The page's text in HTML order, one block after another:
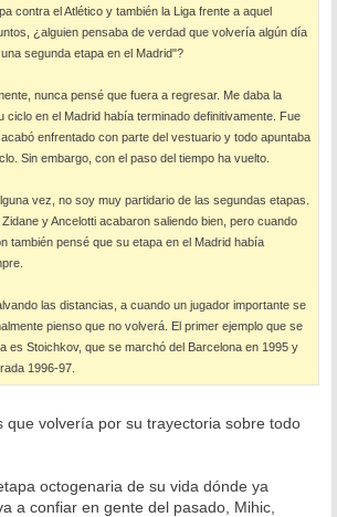
contra el Atlético y también la Liga frente a aquel
¿alguien pensaba de verdad que volvería algún día
segunda etapa en el Madrid"?
nunca pensé que fuera a regresar. Me daba la
ciclo en el Madrid había terminado definitivamente. Fue
enfrentado con parte del vestuario y todo apuntaba
Sin embargo, con el paso del tiempo ha vuelto.
vez, no soy muy partidario de las segundas etapas.
y Ancelotti acabaron saliendo bien, pero cuando
también pensé que su etapa en el Madrid había
las distancias, a cuando un jugador importante se
pienso que no volverá. El primer ejemplo que se
es Stoichkov, que se marchó del Barcelona en 1995 y
1996-97.
que volvería por su trayectoria sobre todo
octogenaria de su vida dónde ya
a confiar en gente del pasado, Mihic,